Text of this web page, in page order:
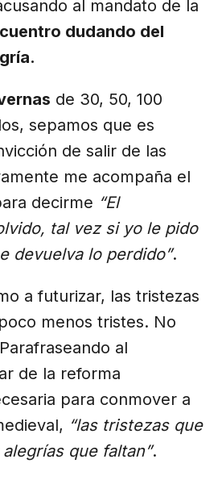
al mandato de la
dudando del
de 30, 50, 100
sepamos que es
de salir de las
me acompaña el
decirme “El
tal vez si yo le pido
devuelva lo perdido”.
a futurizar, las tristezas
menos tristes. No
al
de la reforma
para conmover a
“las tristezas que
que faltan”.